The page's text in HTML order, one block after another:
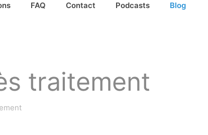
FAQ Contact Podcasts Blog
traitement